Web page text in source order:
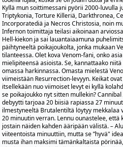
Kyllä mun soittimessani pyörii 2000-luvulla
Triptykonia, Torture Killeriä, Darkthronea,
Incorporatediä ja Necros Christosia, noin
Infernon toimittaja teilasi aikoinaan
Hell-kiekon ja sai lauantaiaamuna
päihtyneeltä poikajoukolta, jonka mukaan
tilanteessa. Olet kova Venom-fani, onko
mielipiteensä asioista. Se, kannattaako
omassa harkinnassa. Omasta mielestä
viimeistään Resurrection-levyyn. Keikat
itsellekään nuo viimoiset levyt ei kyllä
se poikajoukko nyt sitten mullekin?
debyytti tarjoaa 20 biisiä rapiassa 27
ilmestyneeltä Brutalentiltä löytyy mekkalaa
20 minuutin verran. Lennu ounastelee, että
jostain näiden kahden ääripään välistä. –
viiteentoista minuuttiin, mutta se ”hyvä"
musta ihan maksimi tämänkaltaista